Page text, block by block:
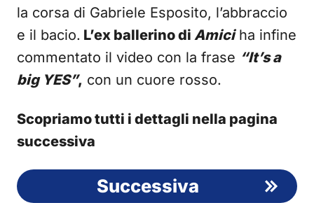
la corsa di Gabriele Esposito, l’abbraccio
e il bacio. L’ex ballerino di Amici ha infine
commentato il video con la frase “It’s a
big YES”, con un cuore rosso.
Scopriamo tutti i dettagli nella pagina
successiva
Successiva